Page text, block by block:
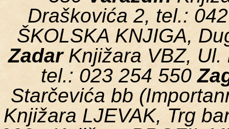
Draškovića 2, tel.:
ŠKOLSKA KNJIGA,
ZadarKnjižara VBZ, Ul.
tel.: 023 254 550
Starčevića bb
Knjižara LJEVAK, Trg